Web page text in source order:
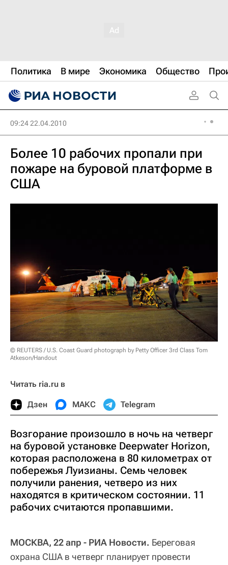
Политика В мире Экономика Общество
09:24 22.04.2010
Более 10 рабочих пропали при
пожаре на буровой платформе в
США
© REUTERS / U.S. Coast Guard photograph by Petty Officer 3rd Class Tom
Atkeson/Handout
Читать ria.ru в
Дзен МАКС Telegram
Возгорание произошло в ночь на четверг
на буровой установке Deepwater Horizon,
которая расположена в 80 километрах от
побережья Луизианы. Семь человек
получили ранения, четверо из них
находятся в критическом состоянии. 11
рабочих считаются пропавшими.
МОСКВА, 22 апр - РИА Новости. Береговая
охрана США в четверг планирует провести